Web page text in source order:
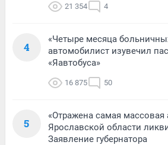
21 354 4
4
«Четыре месяца
автомобилист изувечил
«Яавтобуса»
16 875 50
5
«Отражена самая массовая
Ярославской области
Заявление губернатора